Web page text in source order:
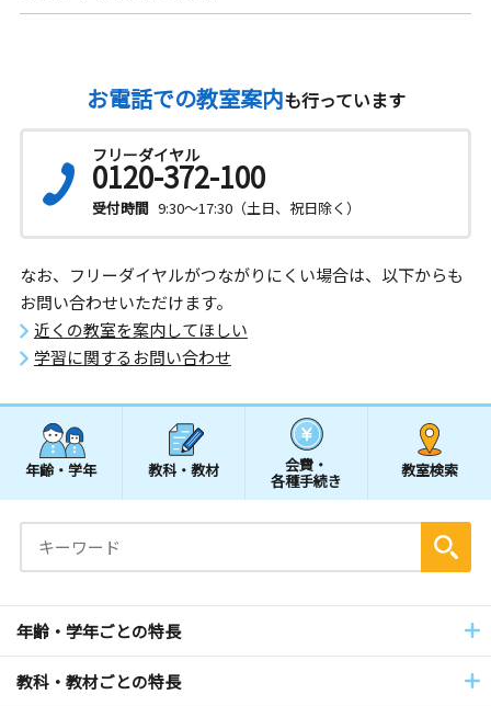
お電話での教室案内も行っています
フリーダイヤル
0120-372-100
受付時間 9:30～17:30（土日、祝日除く）
なお、フリーダイヤルがつながりにくい場合は、以下からも
お問い合わせいただけます。
近くの教室を案内してほしい
学習に関するお問い合わせ
年齢・学年 教科・教材 会費・
各種手続き
教室検索
年齢・学年ごとの特長
教科・教材ごとの特長